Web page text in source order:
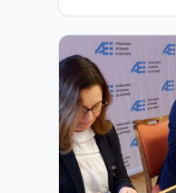
великий
Господня,
ощутить